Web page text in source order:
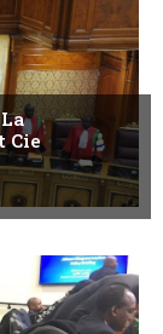
Cie